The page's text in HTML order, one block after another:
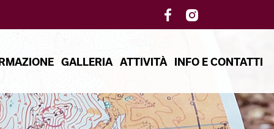
GALLERIA ATTIVITÀ INFO E CONTATTI